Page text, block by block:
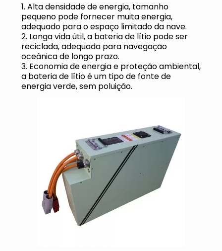
1. Alta densidade de energia, tamanho
pequeno pode fornecer muita energia,
adequado para o espaço limitado da nave.
2. Longa vida útil, a bateria de lítio pode ser
reciclada, adequada para navegação
oceânica de longo prazo.
3. Economia de energia e proteção ambiental,
a bateria de lítio é um tipo de fonte de
energia verde, sem poluição.